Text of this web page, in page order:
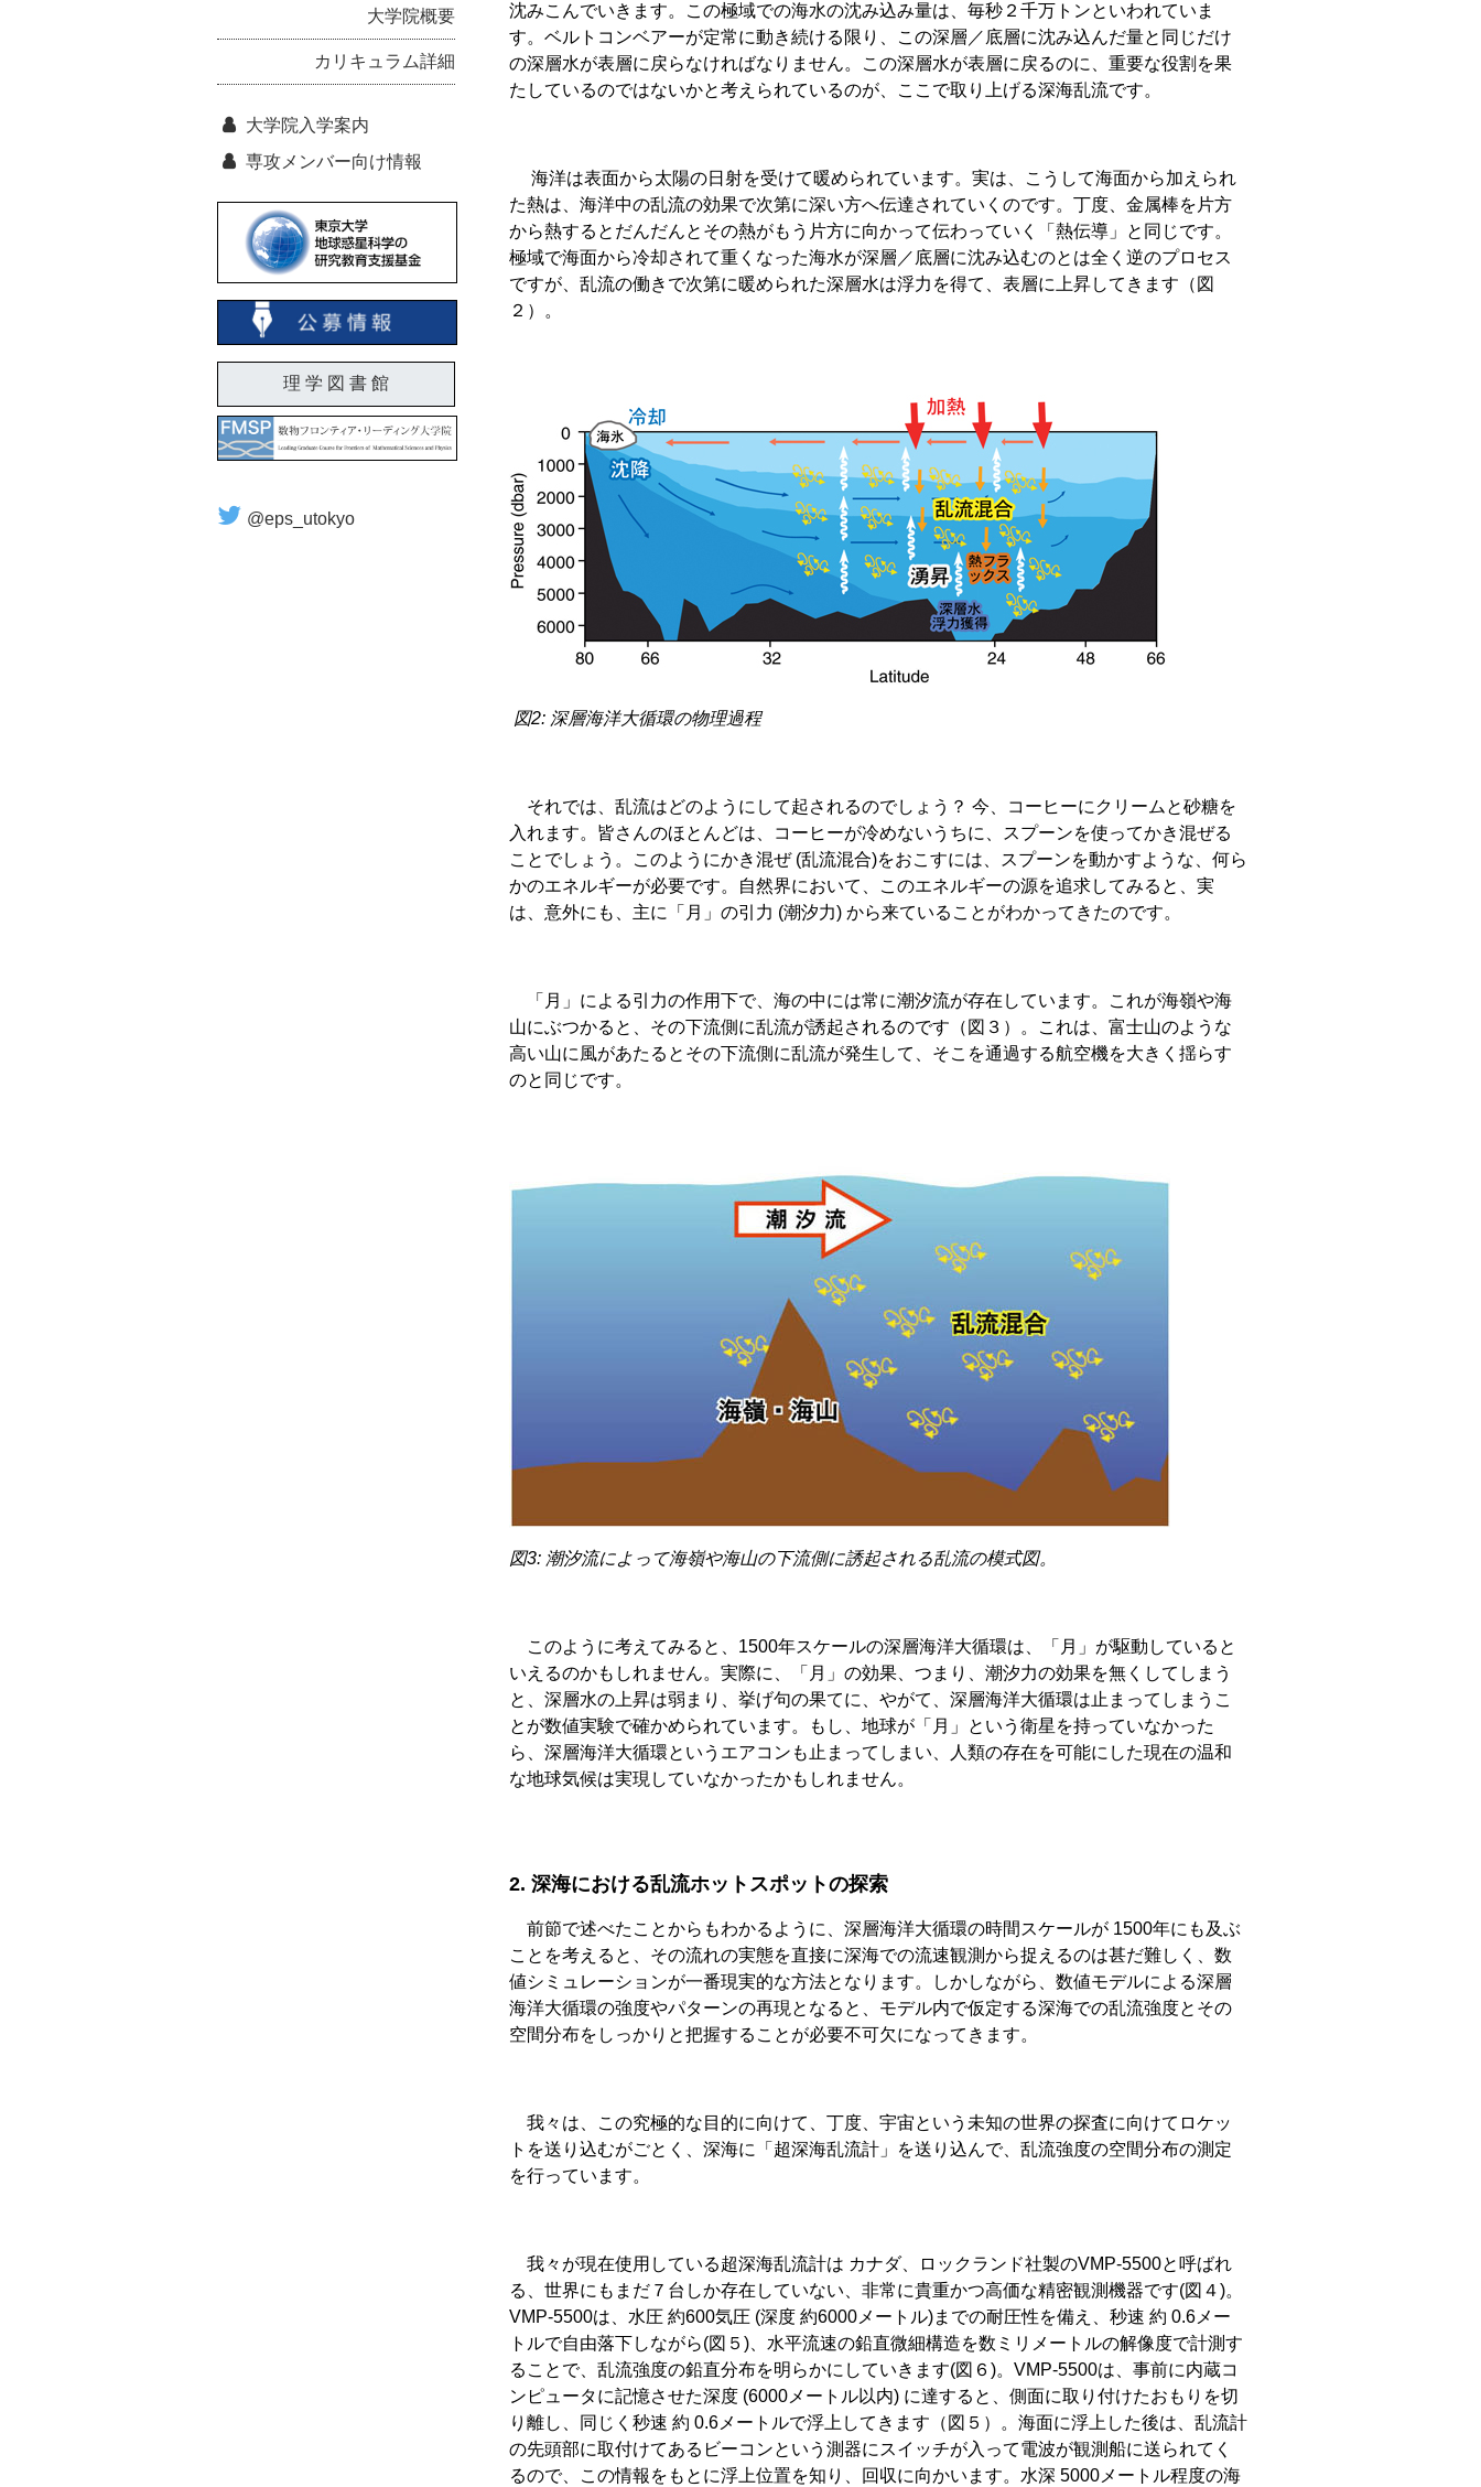
大学院概要
カリキュラム詳細
大学院入学案内
専攻メンバー向け情報
理 学 図 書 館
@eps_utokyo
沈みこんでいきます。この極域での海水の沈み込み量は、毎秒２千万トンといわれていま
す。ベルトコンベアーが定常に動き続ける限り、この深層／底層に沈み込んだ量と同じだけ
の深層水が表層に戻らなければなりません。この深層水が表層に戻るのに、重要な役割を果
たしているのではないかと考えられているのが、ここで取り上げる深海乱流です。
海洋は表面から太陽の日射を受けて暖められています。実は、こうして海面から加えられ
た熱は、海洋中の乱流の効果で次第に深い方へ伝達されていくのです。丁度、金属棒を片方
から熱するとだんだんとその熱がもう片方に向かって伝わっていく「熱伝導」と同じです。
極域で海面から冷却されて重くなった海水が深層／底層に沈み込むのとは全く逆のプロセス
ですが、乱流の働きで次第に暖められた深層水は浮力を得て、表層に上昇してきます（図
２）。
図2: 深層海洋大循環の物理過程
それでは、乱流はどのようにして起されるのでしょう？ 今、コーヒーにクリームと砂糖を
入れます。皆さんのほとんどは、コーヒーが冷めないうちに、スプーンを使ってかき混ぜる
ことでしょう。このようにかき混ぜ (乱流混合)をおこすには、スプーンを動かすような、何ら
かのエネルギーが必要です。自然界において、このエネルギーの源を追求してみると、実
は、意外にも、主に「月」の引力 (潮汐力) から来ていることがわかってきたのです。
「月」による引力の作用下で、海の中には常に潮汐流が存在しています。これが海嶺や海
山にぶつかると、その下流側に乱流が誘起されるのです（図３）。これは、富士山のような
高い山に風があたるとその下流側に乱流が発生して、そこを通過する航空機を大きく揺らす
のと同じです。
図3: 潮汐流によって海嶺や海山の下流側に誘起される乱流の模式図。
このように考えてみると、1500年スケールの深層海洋大循環は、「月」が駆動していると
いえるのかもしれません。実際に、「月」の効果、つまり、潮汐力の効果を無くしてしまう
と、深層水の上昇は弱まり、挙げ句の果てに、やがて、深層海洋大循環は止まってしまうこ
とが数値実験で確かめられています。もし、地球が「月」という衛星を持っていなかった
ら、深層海洋大循環というエアコンも止まってしまい、人類の存在を可能にした現在の温和
な地球気候は実現していなかったかもしれません。
2. 深海における乱流ホットスポットの探索
前節で述べたことからもわかるように、深層海洋大循環の時間スケールが 1500年にも及ぶ
ことを考えると、その流れの実態を直接に深海での流速観測から捉えるのは甚だ難しく、数
値シミュレーションが一番現実的な方法となります。しかしながら、数値モデルによる深層
海洋大循環の強度やパターンの再現となると、モデル内で仮定する深海での乱流強度とその
空間分布をしっかりと把握することが必要不可欠になってきます。
我々は、この究極的な目的に向けて、丁度、宇宙という未知の世界の探査に向けてロケッ
トを送り込むがごとく、深海に「超深海乱流計」を送り込んで、乱流強度の空間分布の測定
を行っています。
我々が現在使用している超深海乱流計は カナダ、ロックランド社製のVMP-5500と呼ばれ
る、世界にもまだ７台しか存在していない、非常に貴重かつ高価な精密観測機器です(図４)。
VMP-5500は、水圧 約600気圧 (深度 約6000メートル)までの耐圧性を備え、秒速 約 0.6メー
トルで自由落下しながら(図５)、水平流速の鉛直微細構造を数ミリメートルの解像度で計測す
ることで、乱流強度の鉛直分布を明らかにしていきます(図６)。VMP-5500は、事前に内蔵コ
ンピュータに記憶させた深度 (6000メートル以内) に達すると、側面に取り付けたおもりを切
り離し、同じく秒速 約 0.6メートルで浮上してきます（図５）。海面に浮上した後は、乱流計
の先頭部に取付けてあるビーコンという測器にスイッチが入って電波が観測船に送られてく
るので、この情報をもとに浮上位置を知り、回収に向かいます。水深 5000メートル程度の海